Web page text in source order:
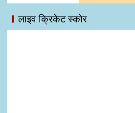
लाइव क्रिकेट स्कोर